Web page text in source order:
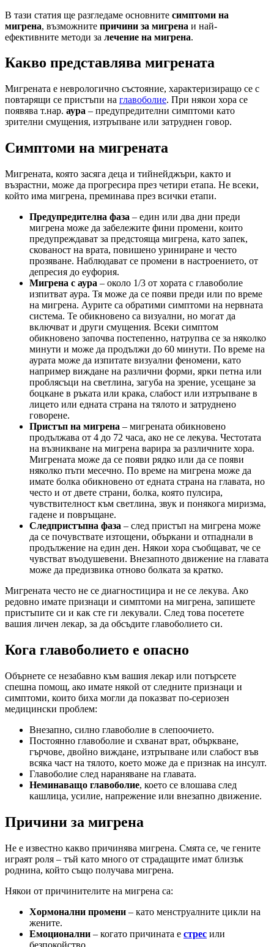
В тази статия ще разгледаме основните симптоми на
мигрена, възможните причини за мигрена и най-
ефективните методи за лечение на мигрена.
Какво представлява мигрената
Мигрената е неврологично състояние, характеризиращо се с
повтарящи се пристъпи на главоболие. При някои хора се
появява т.нар. аура – предупредителни симптоми като
зрителни смущения, изтръпване или затруднен говор.
Симптоми на мигрената
Мигрената, която засяга деца и тийнейджъри, както и
възрастни, може да прогресира през четири етапа. Не всеки,
който има мигрена, преминава през всички етапи.
Предупредителна фаза – един или два дни преди
мигрена може да забележите фини промени, които
предупреждават за предстояща мигрена, като запек,
скованост на врата, повишено уриниране и често
прозяване. Наблюдават се промени в настроението, от
депресия до еуфория.
Мигрена с аура – около 1/3 от хората с главоболие
изпитват аура. Тя може да се появи преди или по време
на мигрена. Аурите са обратими симптоми на нервната
система. Те обикновено са визуални, но могат да
включват и други смущения. Всеки симптом
обикновено започва постепенно, натрупва се за няколко
минути и може да продължи до 60 минути. По време на
аурата може да изпитате визуални феномени, като
например виждане на различни форми, ярки петна или
проблясъци на светлина, загуба на зрение, усещане за
боцкане в ръката или крака, слабост или изтръпване в
лицето или едната страна на тялото и затруднено
говорене.
Пристъп на мигрена – мигрената обикновено
продължава от 4 до 72 часа, ако не се лекува. Честотата
на възникване на мигрена варира за различните хора.
Мигрената може да се появи рядко или да се появи
няколко пъти месечно. По време на мигрена може да
имате болка обикновено от едната страна на главата, но
често и от двете страни, болка, която пулсира,
чувствителност към светлина, звук и понякога миризма,
гадене и повръщане.
Следпристъпна фаза – след пристъп на мигрена може
да се почувствате изтощени, объркани и отпаднали в
продължение на един ден. Някои хора съобщават, че се
чувстват въодушевени. Внезапното движение на главата
може да предизвика отново болката за кратко.
Мигрената често не се диагностицира и не се лекува. Ако
редовно имате признаци и симптоми на мигрена, запишете
пристъпите си и как сте ги лекували. След това посетете
вашия личен лекар, за да обсъдите главоболието си.
Кога главоболието е опасно
Обърнете се незабавно към вашия лекар или потърсете
спешна помощ, ако имате някой от следните признаци и
симптоми, които биха могли да показват по-сериозен
медицински проблем:
Внезапно, силно главоболие в слепоочието.
Постоянно главоболие и схванат врат, объркване,
гърчове, двойно виждане, изтръпване или слабост във
всяка част на тялото, което може да е признак на инсулт.
Главоболие след нараняване на главата.
Неминаващо главоболие, което се влошава след
кашлица, усилие, напрежение или внезапно движение.
Причини за мигрена
Не е известно какво причинява мигрена. Смята се, че гените
играят роля – тъй като много от страдащите имат близък
роднина, който също получава мигрена.
Някои от причинителите на мигрена са:
Хормонални промени – като менструалните цикли на
жените.
Емоционални – когато причината е стрес или
безпокойство.